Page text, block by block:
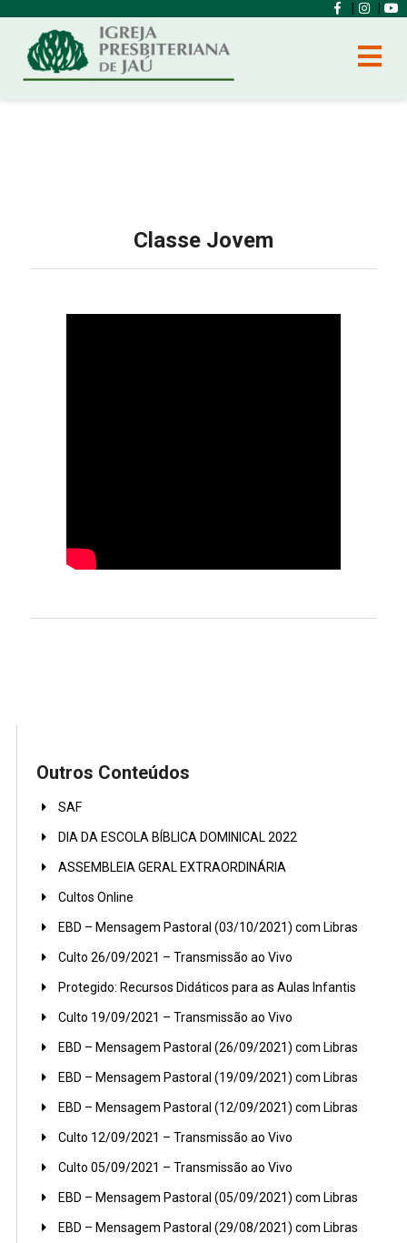
Classe Jovem
Outros Conteúdos
SAF
DIA DA ESCOLA BÍBLICA DOMINICAL 2022
ASSEMBLEIA GERAL EXTRAORDINÁRIA
Cultos Online
EBD – Mensagem Pastoral (03/10/2021) com Libras
Culto 26/09/2021 – Transmissão ao Vivo
Protegido: Recursos Didáticos para as Aulas Infantis
Culto 19/09/2021 – Transmissão ao Vivo
EBD – Mensagem Pastoral (26/09/2021) com Libras
EBD – Mensagem Pastoral (19/09/2021) com Libras
EBD – Mensagem Pastoral (12/09/2021) com Libras
Culto 12/09/2021 – Transmissão ao Vivo
Culto 05/09/2021 – Transmissão ao Vivo
EBD – Mensagem Pastoral (05/09/2021) com Libras
EBD – Mensagem Pastoral (29/08/2021) com Libras